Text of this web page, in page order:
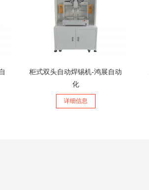
柜式双头自动焊锡机-鸿展自动
化
详细信息